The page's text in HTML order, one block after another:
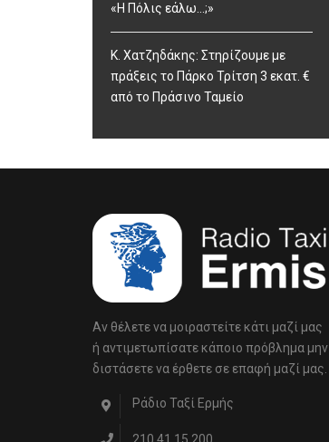
«Η Πόλις εάλω…;»
Κ. Χατζηδάκης: Στηρίζουμε με
πράξεις το Πάρκο Τρίτση 3 εκατ. €
από το Πράσινο Ταμείο
Αν θέλετε να μοιραστείτε κάτι μαζί μας
ή αντιμετωπίσατε κάποιο πρόβλημα μην
διστάσετε να έρθετε σε επαφή μαζί μας.
Ράδιο Ταξί Ερμής
210 41 15 200